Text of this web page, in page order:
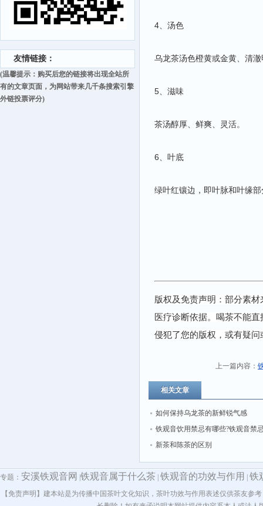
友情链接：
(温馨提示：购买后您的链接将出现全站所
有的文章页面，为网站带来几千条搜索引擎
外链投票评分)
4、汤色
乌龙茶汤色橙黄或金黄、清
5、滋味
茶汤醇厚、鲜爽、灵活。
6、叶底
绿叶红镶边，即叶脉和叶缘
版权及免责声明：部分素
医疗诊断依据。喝茶不能
侵犯了您的版权，或有疑
上一篇内容：
相关文章
如何保持乌龙茶的新鲜锐气感
铁观音饮用禁忌有哪些?铁观音禁
新茶和陈茶的区别
专题： 安溪铁观音网 铁观音属于什么茶 铁观音的功效与作用 铁
【免责声明】建本站是为传播中国茶叶文化知识，茶叶功效与作用表述仅供茶友